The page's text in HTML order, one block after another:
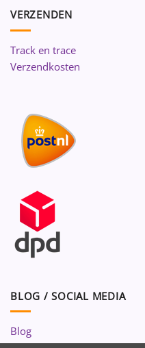
VERZENDEN
Track en trace
Verzendkosten
BLOG / SOCIAL MEDIA
Blog